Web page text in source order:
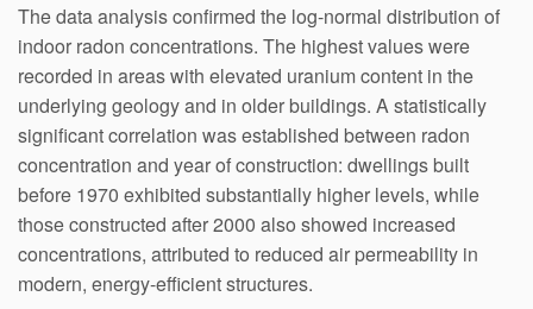
The data analysis confirmed the log-normal distribution of
indoor radon concentrations. The highest values were
recorded in areas with elevated uranium content in the
underlying geology and in older buildings. A statistically
significant correlation was established between radon
concentration and year of construction: dwellings built
before 1970 exhibited substantially higher levels, while
those constructed after 2000 also showed increased
concentrations, attributed to reduced air permeability in
modern, energy-efficient structures.